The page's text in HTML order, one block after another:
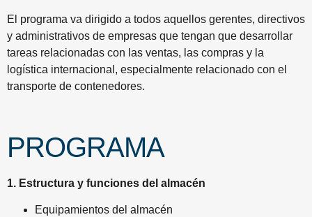
El programa va dirigido a todos aquellos gerentes, directivos
y administrativos de empresas que tengan que desarrollar
tareas relacionadas con las ventas, las compras y la
logística internacional, especialmente relacionado con el
transporte de contenedores.
PROGRAMA
1. Estructura y funciones del almacén
Equipamientos del almacén